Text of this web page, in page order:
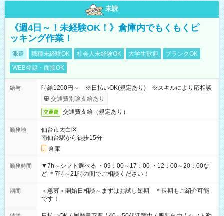
未読
《週4日～！未経験OK！》倉庫内でもくもくピ
ッキング作業！
派遣 職種未経験OK 社会人未経験OK 大学生歓迎
ブランクOK
WEB登録・面接OK
給与
時給1200円～ ※日払いOK(規定あり) ※スキルにより応相談
交通費別途支給あり
交通費 交通費支給（規定あり）
勤務地
仙台市太白区
南仙台駅から徒歩15分
倉庫
勤務時間
▼7h～シフト選べる ・09：00～17：00 ・12：00～20：00な
ど ＊7時～21時の間でご相談ください！
期間
＜急募＞開始日相談～まずはお試し短期 ＊長期もご紹介可能
です！